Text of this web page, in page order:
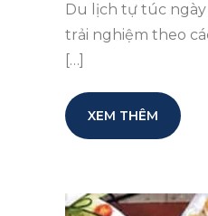
Du lịch tự túc
trải nghiệm theo
[…]
XEM THÊM